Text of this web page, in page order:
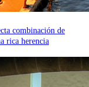
combinación de
rica herencia